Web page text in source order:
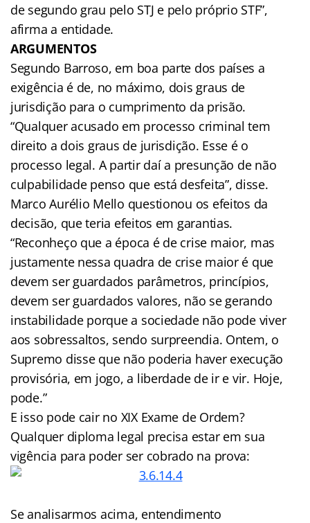
de segundo grau pelo STJ e pelo próprio STF”,
afirma a entidade.
ARGUMENTOS
Segundo Barroso, em boa parte dos países a
exigência é de, no máximo, dois graus de
jurisdição para o cumprimento da prisão.
“Qualquer acusado em processo criminal tem
direito a dois graus de jurisdição. Esse é o
processo legal. A partir daí a presunção de não
culpabilidade penso que está desfeita”, disse.
Marco Aurélio Mello questionou os efeitos da
decisão, que teria efeitos em garantias.
“Reconheço que a época é de crise maior, mas
justamente nessa quadra de crise maior é que
devem ser guardados parâmetros, princípios,
devem ser guardados valores, não se gerando
instabilidade porque a sociedade não pode viver
aos sobressaltos, sendo surpreendia. Ontem, o
Supremo disse que não poderia haver execução
provisória, em jogo, a liberdade de ir e vir. Hoje,
pode.”
E isso pode cair no XIX Exame de Ordem?
Qualquer diploma legal precisa estar em sua
vigência para poder ser cobrado na prova:
Se analisarmos acima, entendimento